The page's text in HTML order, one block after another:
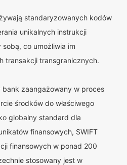
standaryzowanych kodów
unikalnych instrukcji
co umożliwia im
transakcji transgranicznych.
zaangażowany w proces
środków do właściwego
globalny standard dla
finansowych, SWIFT
finansowych w ponad 200
stosowany jest w